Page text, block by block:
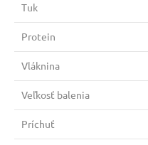
Tuk
Protein
Vláknina
Veľkosť balenia
Príchuť